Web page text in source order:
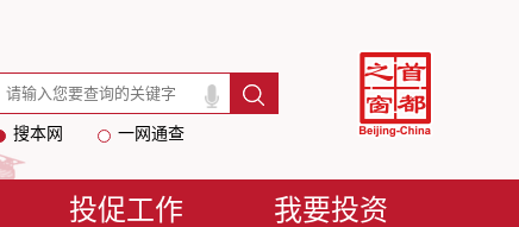
搜本网 一网通查
投促工作 我要投资